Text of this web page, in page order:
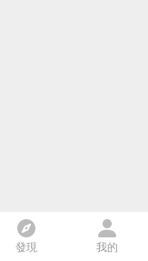
發現 我的